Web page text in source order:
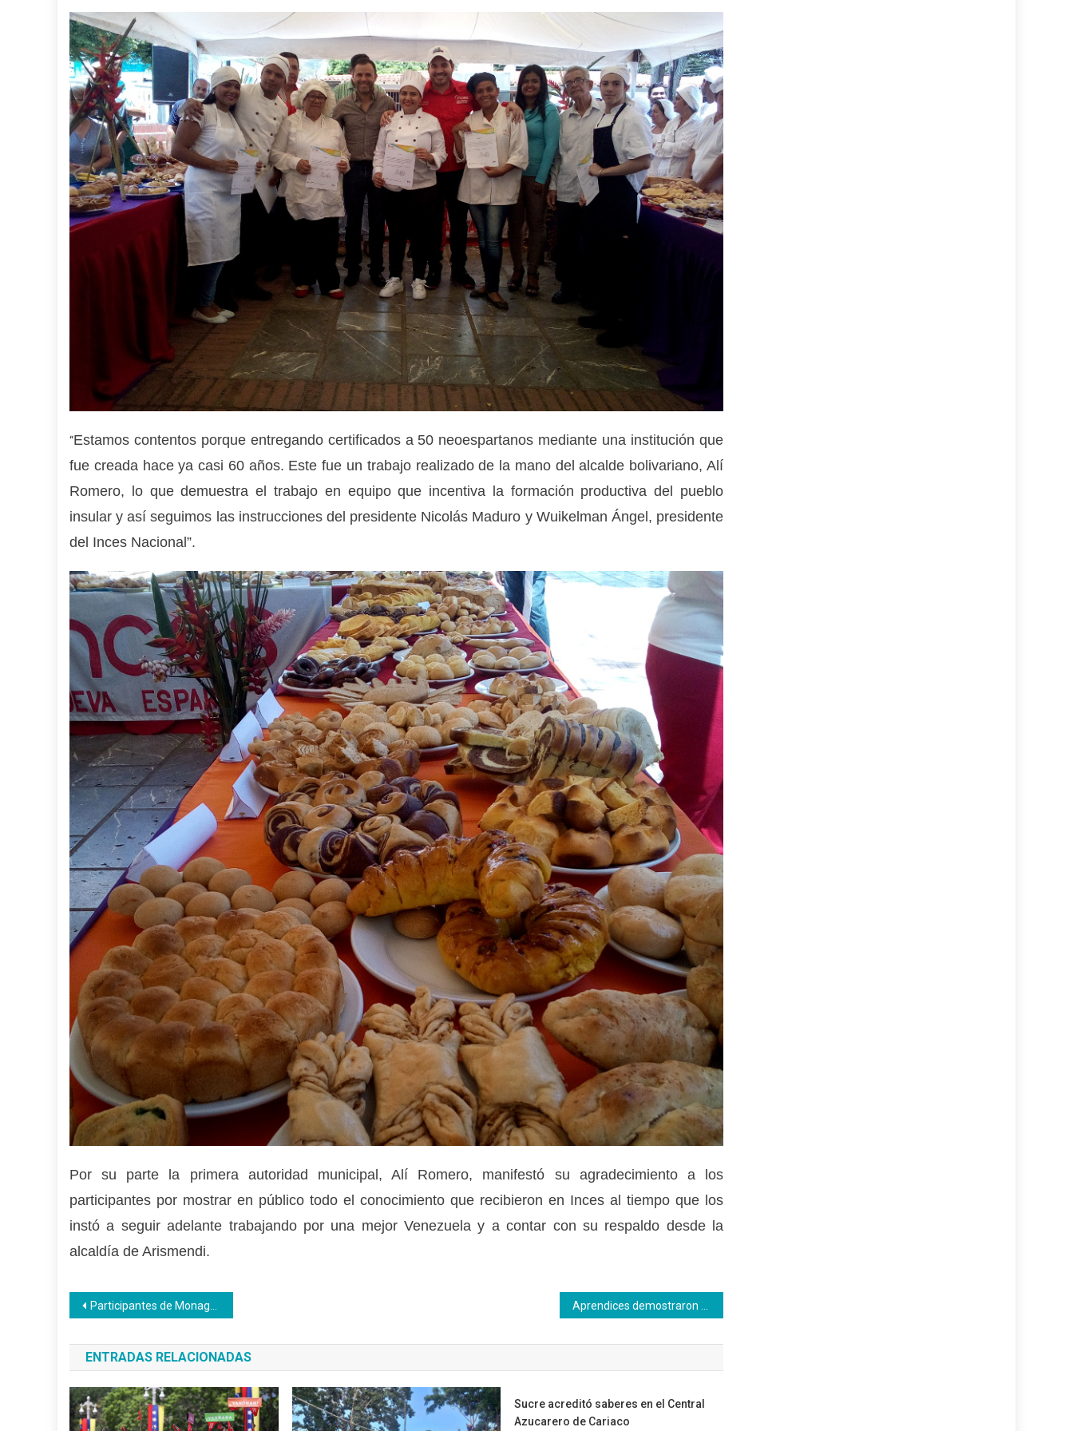
“Estamos contentos porque entregando certificados a 50 neoespartanos mediante una institución que
fue creada hace ya casi 60 años. Este fue un trabajo realizado de la mano del alcalde bolivariano, Alí
Romero, lo que demuestra el trabajo en equipo que incentiva la formación productiva del pueblo
insular y así seguimos las instrucciones del presidente Nicolás Maduro y Wuikelman Ángel, presidente
del Inces Nacional”.
Por su parte la primera autoridad municipal, Alí Romero, manifestó su agradecimiento a los
participantes por mostrar en público todo el conocimiento que recibieron en Inces al tiempo que los
instó a seguir adelante trabajando por una mejor Venezuela y a contar con su respaldo desde la
alcaldía de Arismendi.
Navegación
de
entradas
Participantes de Monagas aprendieron a hacer panes
ENTRADAS RELACIONADAS
Sucre acreditó saberes en el Central
Azucarero de Cariaco